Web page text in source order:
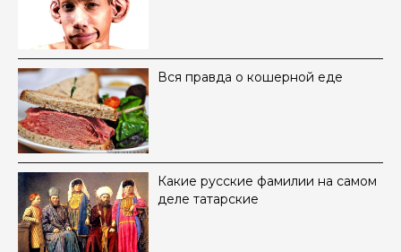
Вся правда о кошерной еде
Какие русские фамилии на самом
деле татарские